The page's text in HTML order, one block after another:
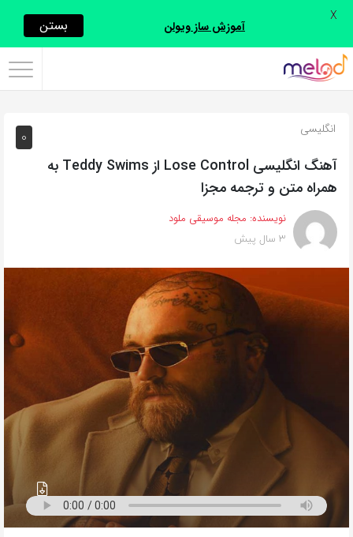
اشتراک
با
روش‌های
زیر
این
صفحه
را
دوستان
0 انگلیسی
آهنگ انگلیسی Lose Control از Teddy Swims به
همراه متن و ترجمه مجزا
نویسنده: مجله موسیقی ملود
3 سال پیش
آموزش ساز ویولن بستن X